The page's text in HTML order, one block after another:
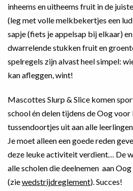
inheems en uitheems fruit in de
(leg met volle melkbekertjes een
sapje (fiets je appelsap bij elkaar)
dwarrelende stukken fruit en
spelregels zijn alvast heel simpel:
kan afleggen, wint!
Mascottes Slurp & Slice komen
school én delen tijdens de Oog
tussendoortjes uit aan alle
Je moet alleen een goede reden
deze leuke activiteit verdient… De
alle scholen die deelnemen aan
(ziewedstrijdreglement). Succes!